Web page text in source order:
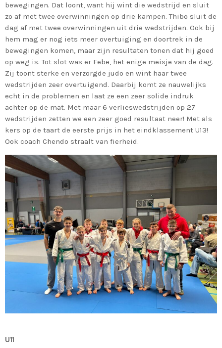
bewegingen. Dat loont, want hij wint die wedstrijd en sluit
zo af met twee overwinningen op drie kampen. Thibo sluit de
dag af met twee overwinningen uit drie wedstrijden. Ook bij
hem mag er nog iets meer overtuiging en doortrek in de
bewegingen komen, maar zijn resultaten tonen dat hij goed
op weg is. Tot slot was er Febe, het enige meisje van de dag.
Zij toont sterke en verzorgde judo en wint haar twee
wedstrijden zeer overtuigend. Daarbij komt ze nauwelijks
echt in de problemen en laat ze een zeer solide indruk
achter op de mat. Met maar 6 verlieswedstrijden op 27
wedstrijden zetten we een zeer goed resultaat neer! Met als
kers op de taart de eerste prijs in het eindklassement U13!
Ook coach Chendo straalt van fierheid.
U11